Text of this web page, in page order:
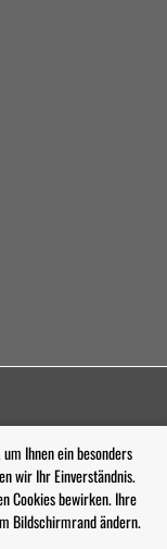
Ihnen ein besonders
wir Ihr Einverständnis.
Cookies bewirken. Ihre
Bildschirmrand ändern.